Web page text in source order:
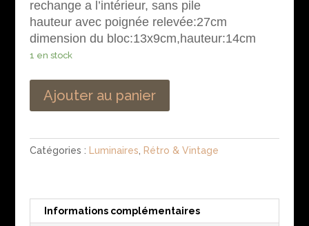
rechange a l’intérieur, sans pile
hauteur avec poignée relevée:27cm
dimension du bloc:13x9cm,hauteur:14cm
1 en stock
Ajouter au panier
Catégories : Luminaires Rétro & Vintage
Informations complémentaires